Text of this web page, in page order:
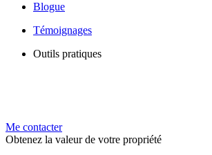
Blogue
Témoignages
Outils pratiques
Me contacter
Obtenez la valeur de votre propriété